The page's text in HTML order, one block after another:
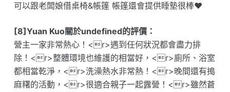
可以跟老闆娘借桌椅&帳篷 帳篷還會提供睡墊很棒❤️
[8]Yuan Kuo關於undefined的評價：
營主一家非常熱心！<r>遇到任何狀況都會盡力排
除！<r>整體環境也維護的相當好，<r>廁所、浴室
都相當乾淨，<r>洗澡熱水非常熱！<r>晚間還有搗
麻糬的活動，<r>很適合親子一起露營！<r>雖然蒼